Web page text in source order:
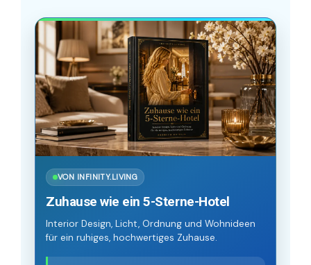
VON INFINITY.LIVING
Zuhause wie ein 5-Sterne-Hotel
Interior Design, Licht, Ordnung und Wohnideen
für ein ruhiges, hochwertiges Zuhause.